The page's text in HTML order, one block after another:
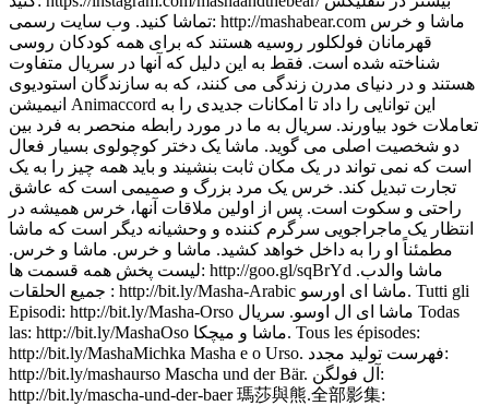
تماشا کنید. وب سایت رسمی: http://mashabear.com ماشا و خرس
قهرمانان فولکلور روسیه هستند که برای همه کودکان روسی
شناخته شده است. فقط به این دلیل که آنها در سریال متفاوت
هستند و در دنیای مدرن زندگی می کنند، که به سازندگان استودیوی
انیمیشن Animaccord این توانایی را داد تا امکانات جدیدی را به
تعاملات خود بیاورند. سریال به ما در مورد رابطه منحصر به فرد بین
دو شخصیت اصلی می گوید. ماشا یک دختر کوچولوی بسیار فعال
است که نمی تواند در یک مکان ثابت بنشیند و باید همه چیز را به یک
تجارت تبدیل کند. خرس یک مرد بزرگ و صمیمی است که عاشق
راحتی و سکوت است. پس از اولین ملاقات آنها، خرس همیشه در
انتظار یک ماجراجویی سرگرم کننده و وحشیانه دیگر است که ماشا
مطمئناً او را به داخل خواهد کشید. ماشا و خرس. ماشا و خرس.
لیست پخش همه قسمت ها: http://goo.gl/sqBrYd ماشا والدب.
جميع الحلقات : http://bit.ly/Masha-Arabic ماشا ای اورسو. Tutti gli
Episodi: http://bit.ly/Masha-Orso ماشا ای ال اوسو. سریال Todas
las: http://bit.ly/MashaOso ماشا و میچکا. Tous les épisodes:
http://bit.ly/MashaMichka Masha e o Urso. فهرست تولید مجدد:
http://bit.ly/mashaurso Mascha und der Bär. آل فولگن:
http://bit.ly/mascha-und-der-baer 瑪莎與熊.全部影集: